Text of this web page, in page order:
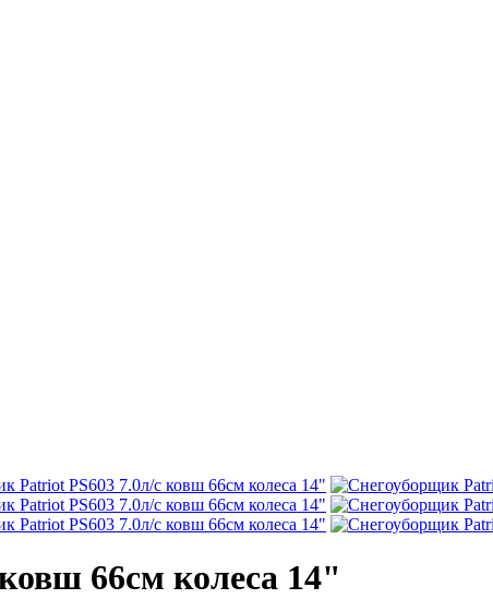
66см колеса 14"